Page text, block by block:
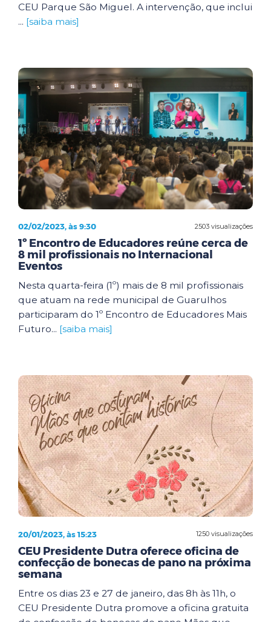
CEU Parque São Miguel. A intervenção, que inclui
... [saiba mais]
2503 visualizações
02/02/2023, às 9:30
1º Encontro de Educadores reúne cerca de
8 mil profissionais no Internacional
Eventos
Nesta quarta-feira (1º) mais de 8 mil profissionais
que atuam na rede municipal de Guarulhos
participaram do 1º Encontro de Educadores Mais
Futuro... [saiba mais]
1250 visualizações
20/01/2023, às 15:23
CEU Presidente Dutra oferece oficina de
confecção de bonecas de pano na próxima
semana
Entre os dias 23 e 27 de janeiro, das 8h às 11h, o
CEU Presidente Dutra promove a oficina gratuita